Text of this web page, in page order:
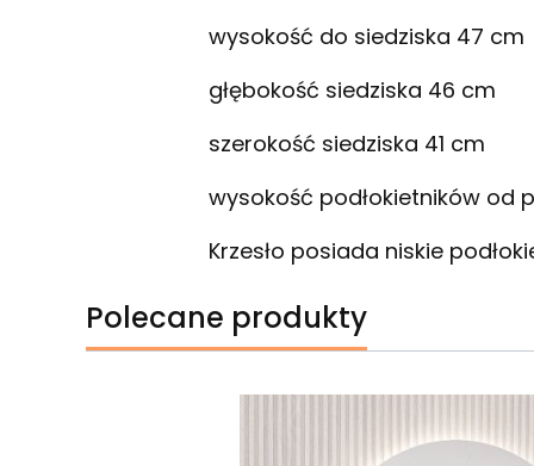
wysokość do siedziska 47 cm
głębokość siedziska 46 cm
szerokość siedziska 41 cm
wysokość podłokietników od
Krzesło posiada niskie
Polecane produkty